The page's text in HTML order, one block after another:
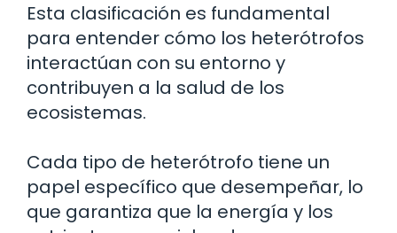
Esta clasificación es fundamental
para entender cómo los heterótrofos
interactúan con su entorno y
contribuyen a la salud de los
ecosistemas.
Cada tipo de heterótrofo tiene un
papel específico que desempeñar, lo
que garantiza que la energía y los